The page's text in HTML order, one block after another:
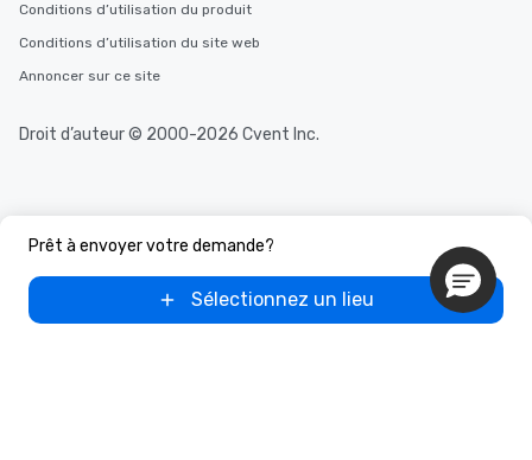
Prêt à envoyer votre demande?
Sélectionnez un lieu
Conditions d’utilisation du produit
Conditions d’utilisation du site web
Annoncer sur ce site
Droit d’auteur © 2000-2026 Cvent Inc.